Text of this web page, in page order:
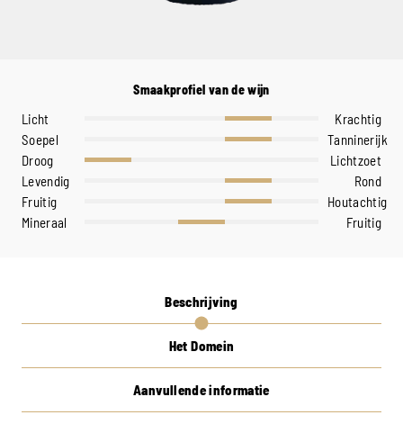
Smaakprofiel van de wijn
Licht
Krachtig
Soepel
Tanninerijk
Droog
Lichtzoet
Levendig
Rond
Fruitig
Houtachtig
Mineraal
Fruitig
Beschrijving
Het Domein
Aanvullende informatie